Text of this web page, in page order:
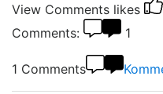
View Comments likes
Comments:
1
1 Comments